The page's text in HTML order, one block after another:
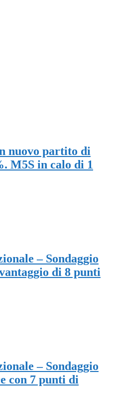
nuovo partito di
M5S in calo di 1
– Sondaggio
di 8 punti
– Sondaggio
con 7 punti di